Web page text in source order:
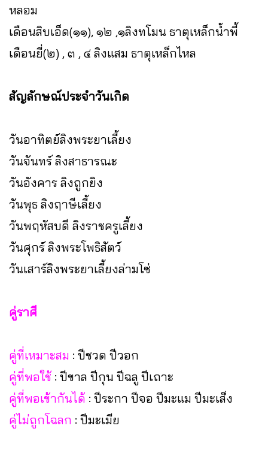
หลอม
เดือนสิบเอ็ด(๑๑), ๑๒ ,๑ลิงทโมน ธาตุเหล็กน้ำพี้
เดือนยี่(๒) , ๓ , ๔ ลิงแสม ธาตุเหล็กไหล
สัญลักษณ์ประจำวันเกิด
วันอาทิตย์ลิงพระยาเลี้ยง
วันจันทร์ ลิงสาธารณะ
วันอังคาร ลิงถูกยิง
วันพุธ ลิงฤาษีเลี้ยง
วันพฤหัสบดี ลิงราชครูเลี้ยง
วันศุกร์ ลิงพระโพธิสัตว์
วันเสาร์ลิงพระยาเลี้ยงล่ามโซ่
คู่ราศี
คู่ที่เหมาะสม : ปีชวด ปีวอก
คู่ที่พอใช้ : ปีขาล ปีกุน ปีฉลู ปีเถาะ
คู่ที่พอเข้ากันได้ : ปีระกา ปีจอ ปีมะแม ปีมะเส็ง
คู่ไม่ถูกโฉลก : ปีมะเมีย